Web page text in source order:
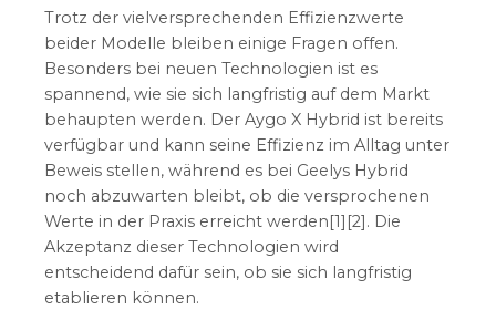
Trotz der vielversprechenden Effizienzwerte
beider Modelle bleiben einige Fragen offen.
Besonders bei neuen Technologien ist es
spannend, wie sie sich langfristig auf dem Markt
behaupten werden. Der Aygo X Hybrid ist bereits
verfügbar und kann seine Effizienz im Alltag unter
Beweis stellen, während es bei Geelys Hybrid
noch abzuwarten bleibt, ob die versprochenen
Werte in der Praxis erreicht werden[1][2]. Die
Akzeptanz dieser Technologien wird
entscheidend dafür sein, ob sie sich langfristig
etablieren können.